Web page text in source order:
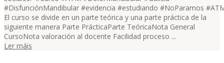
#DisfunciónMandibular #evidencia #estudiando #NoParamos
El curso se divide en un parte teórica y una parte práctica de la
siguiente manera Parte PrácticaParte TeóricaNota General
CursoNota valoración al docente Facilidad proceso ...
Ler máis